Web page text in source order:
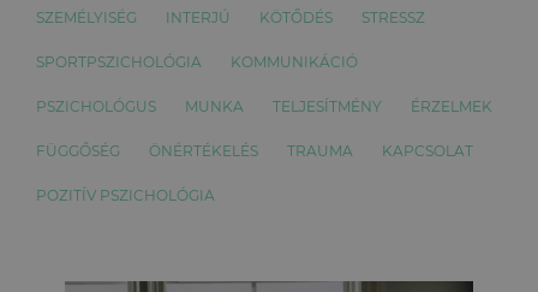
SZEMÉLYISÉG INTERJÚ KÖTŐDÉS STRESSZ
SPORTPSZICHOLÓGIA KOMMUNIKÁCIÓ
PSZICHOLÓGUS MUNKA TELJESÍTMÉNY ÉRZELMEK
FÜGGŐSÉG ÖNÉRTÉKELÉS TRAUMA KAPCSOLAT
POZITÍV PSZICHOLÓGIA